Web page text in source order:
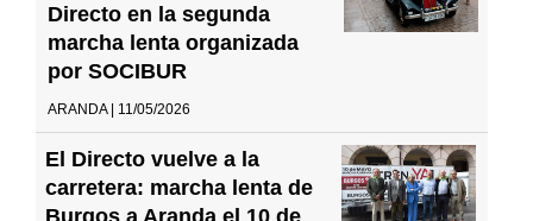
Directo en la segunda
marcha lenta organizada
por SOCIBUR
ARANDA | 11/05/2026
El Directo vuelve a la
carretera: marcha lenta de